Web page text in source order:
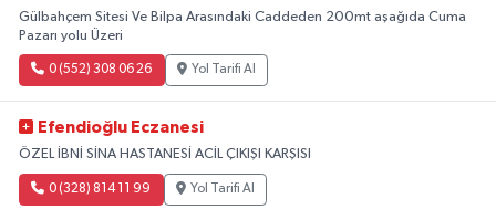
Gülbahçem Sitesi Ve Bilpa Arasındaki Caddeden 200mt aşağıda Cuma
Pazarı yolu Üzeri
0 (552) 308 06 26 Yol Tarifi Al
Efendioğlu Eczanesi
ÖZEL İBNİ SİNA HASTANESİ ACİL ÇIKIŞI KARŞISI
0 (328) 814 11 99 Yol Tarifi Al